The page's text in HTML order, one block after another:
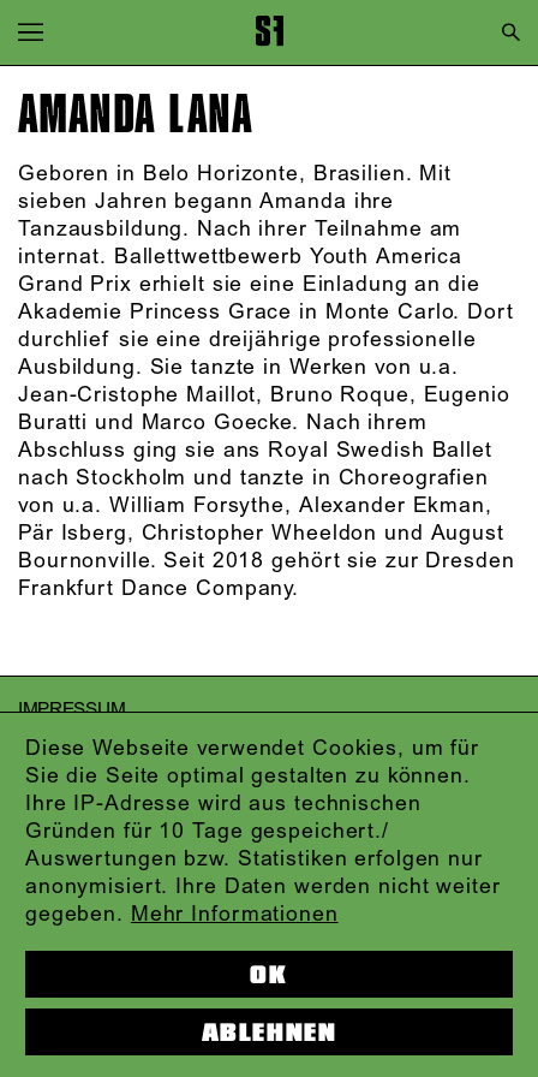
Zur Hauptnavigation springen
Zum Hauptinhalt springen
Diese Webseite verwendet Cookies, um für
Sie die Seite optimal gestalten zu können.
Ihre IP-Adresse wird aus technischen
Gründen für 10 Tage gespeichert./
Auswertungen bzw. Statistiken erfolgen nur
anonymisiert. Ihre Daten werden nicht weiter
gegeben. Mehr Informationen
OK
ABLEHNEN
AMANDA LANA
Geboren in Belo Horizonte, Brasilien. Mit
sieben Jahren begann Amanda ihre
Tanzausbildung. Nach ihrer Teilnahme am
internat. Ballettwettbewerb Youth America
Grand Prix erhielt sie eine Einladung an die
Akademie Princess Grace in Monte Carlo. Dort
durchlief sie eine dreijährige professionelle
Ausbildung. Sie tanzte in Werken von u.a.
Jean-Cristophe Maillot, Bruno Roque, Eugenio
Buratti und Marco Goecke. Nach ihrem
Abschluss ging sie ans Royal Swedish Ballet
nach Stockholm und tanzte in Choreografien
von u.a. William Forsythe, Alexander Ekman,
Pär Isberg, Christopher Wheeldon und August
Bournonville. Seit 2018 gehört sie zur Dresden
Frankfurt Dance Company.
IMPRESSUM
DATENSCHUTZ
AGB
KONTAKT
ABO-LOGIN
PRESSE
NEWSLETTER
AUDIOFORMATE